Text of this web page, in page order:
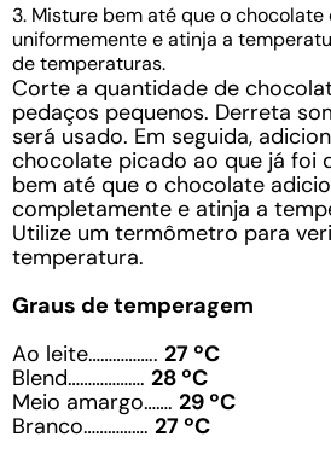
3. Misture bem até que o chocolate
uniformemente e atinja a
de temperaturas.
Corte a quantidade de
pedaços pequenos. Derreta
será usado. Em seguida,
chocolate picado ao que já foi
bem até que o chocolate
completamente e atinja a
Utilize um termômetro para
temperatura.
Graus de temperagem
Ao leite…………….. 27 ºC
Blend………………. 28 ºC
Meio amargo……. 29 ºC
Branco……………. 27 ºC